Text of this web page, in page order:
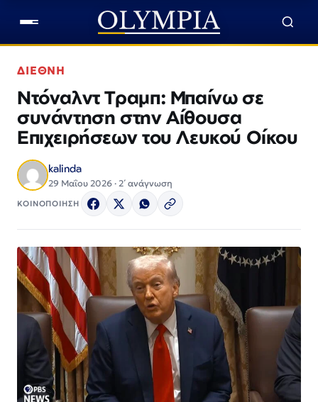
ΔΙΕΘΝΗ
Ντόναλντ Τραμπ: Μπαίνω σε
συνάντηση στην Αίθουσα
Επιχειρήσεων του Λευκού Οίκου
kalinda
29 Μαΐου 2026 · 2΄ ανάγνωση
ΚΟΙΝΟΠΟΙΗΣΗ